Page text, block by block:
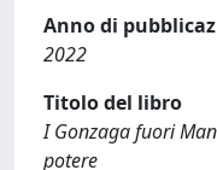
Anno di
2022
Titolo del libro
I Gonzaga fuori
potere